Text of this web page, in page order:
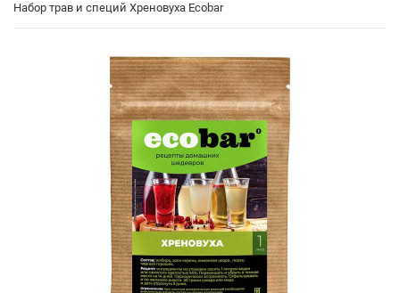
Набор трав и специй Хреновуха Ecobar